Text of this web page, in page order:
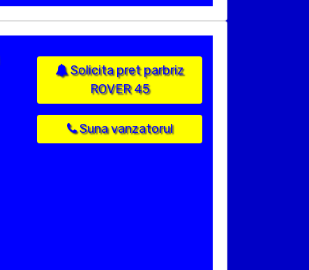
Solicita pret parbriz
ROVER 45
Suna vanzatorul